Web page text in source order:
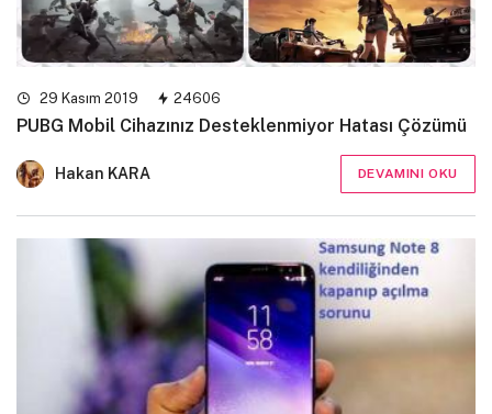
29 Kasım 2019 24606
PUBG Mobil Cihazınız Desteklenmiyor Hatası Çözümü
Hakan KARA DEVAMINI OKU